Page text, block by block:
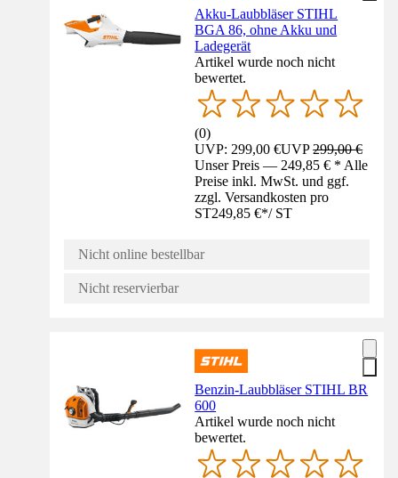
Akku-Laubbläser STIHL
BGA 86, ohne Akku und
Ladegerät
Artikel wurde noch nicht
bewertet.
(0)
UVP: 299,00 €UVP299,00 €
Unser Preis — 249,85 € * Alle
Preise inkl. MwSt. und ggf.
zzgl. Versandkosten pro
ST249,85 €*/ ST
Nicht online bestellbar
Nicht reservierbar
Benzin-Laubbläser STIHL BR
600
Artikel wurde noch nicht
bewertet.